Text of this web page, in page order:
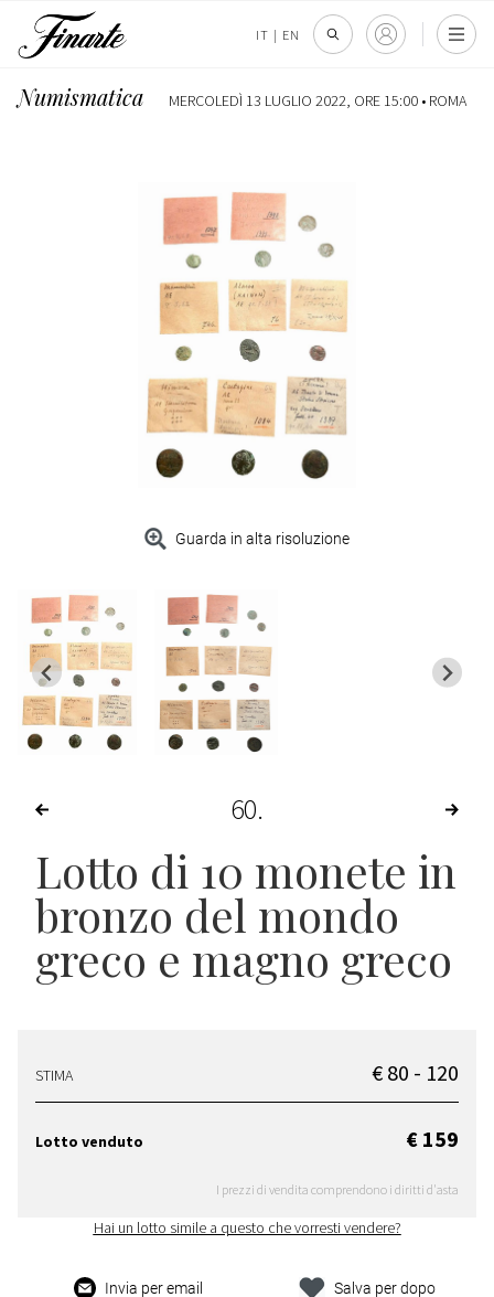
IT | EN
Numismatica MERCOLEDÌ 13 LUGLIO 2022, ORE 15:00 • ROMA
Guarda in alta risoluzione
60
Lotto di 10 monete in
bronzo del mondo
greco e magno greco
STIMA € 80 - 120
Lotto venduto € 159
I prezzi di vendita comprendono i diritti d'asta
Hai un lotto simile a questo che vorresti vendere?
Invia per email
Salva per dopo